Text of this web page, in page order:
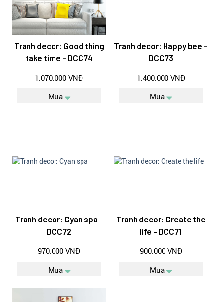
Tranh decor: Good thing
take time - DCC74
1.070.000 VNĐ
Mua
Tranh decor: Happy bee -
DCC73
1.400.000 VNĐ
Mua
Tranh decor: Cyan spa -
DCC72
970.000 VNĐ
Mua
Tranh decor: Create the
life - DCC71
900.000 VNĐ
Mua